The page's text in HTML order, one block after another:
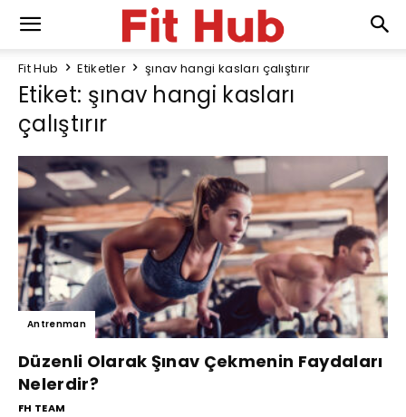
Fit Hub Etiketler şınav hangi kasları çalıştırır
Etiket: şınav hangi kasları
çalıştırır
Antrenman
Düzenli Olarak Şınav Çekmenin Faydaları
Nelerdir?
FH TEAM